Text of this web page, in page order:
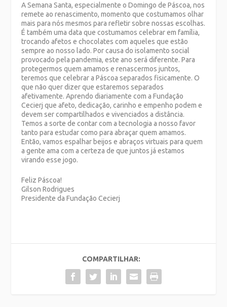
A Semana Santa, especialmente o Domingo de Páscoa, nos
remete ao renascimento, momento que costumamos olhar
mais para nós mesmos para refletir sobre nossas escolhas.
É também uma data que costumamos celebrar em família,
trocando afetos e chocolates com aqueles que estão
sempre ao nosso lado. Por causa do isolamento social
provocado pela pandemia, este ano será diferente. Para
protegermos quem amamos e renascermos juntos,
teremos que celebrar a Páscoa separados fisicamente. O
que não quer dizer que estaremos separados
afetivamente. Aprendo diariamente com a Fundação
Cecierj que afeto, dedicação, carinho e empenho podem e
devem ser compartilhados e vivenciados a distância.
Temos a sorte de contar com a tecnologia a nosso favor
tanto para estudar como para abraçar quem amamos.
Então, vamos espalhar beijos e abraços virtuais para quem
a gente ama com a certeza de que juntos já estamos
virando esse jogo.
Feliz Páscoa!
Gilson Rodrigues
Presidente da Fundação Cecierj
COMPARTILHAR: